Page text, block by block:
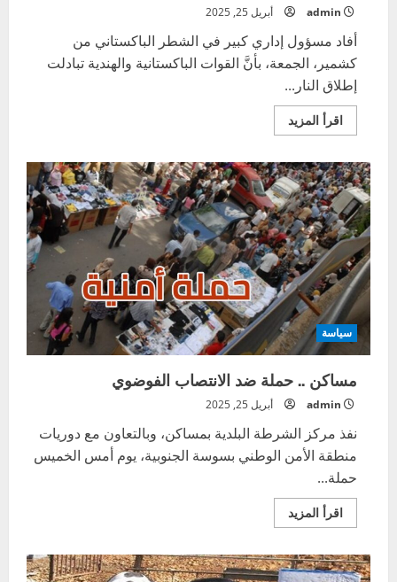
admin أبريل 25, 2025
أفاد مسؤول إداري كبير في الشطر الباكستاني من
كشمير، الجمعة، بأنَّ القوات الباكستانية والهندية تبادلت
إطلاق النار...
اقرأ المزيداقرأ
المزيد
إطلاق
نار
على
الحدود
بين
الهند
و
باكستان
سياسة
مساكن .. حملة ضد الانتصاب الفوضوي
admin أبريل 25, 2025
نفذ مركز الشرطة البلدية بمساكن، وبالتعاون مع دوريات
منطقة الأمن الوطني بسوسة الجنوبية، يوم أمس الخميس
حملة...
اقرأ المزيداقرأ
المزيد
..
حملة